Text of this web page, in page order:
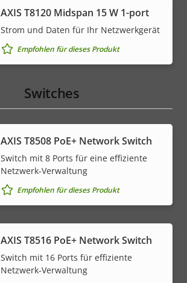
AXIS T8120 Midspan 15 W 1-port
Strom und Daten für Ihr Netzwerkgerät
Empfohlen für dieses Produkt
Switches
AXIS T8508 PoE+ Network Switch
Switch mit 8 Ports für eine effiziente
Netzwerk-Verwaltung
Empfohlen für dieses Produkt
AXIS T8516 PoE+ Network Switch
Switch mit 16 Ports für effiziente
Netzwerk-Verwaltung